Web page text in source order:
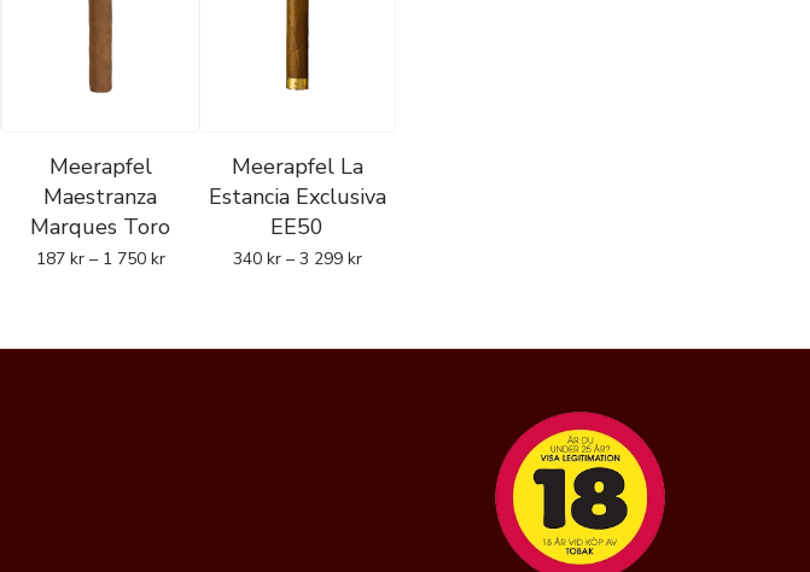
Meerapfel
Maestranza
Marques Toro
187 kr – 1 750 kr
Meerapfel La
Estancia Exclusiva
EE50
340 kr – 3 299 kr